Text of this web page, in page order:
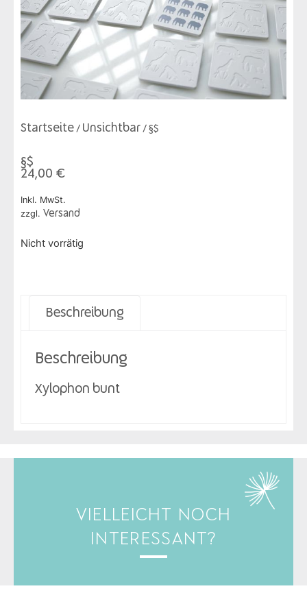
Startseite / Unsichtbar / §$
§$
24,00 €
Inkl. MwSt.
zzgl. Versand
Nicht vorrätig
Beschreibung
Beschreibung
Xylophon bunt
VIELLEICHT NOCH
INTERESSANT?